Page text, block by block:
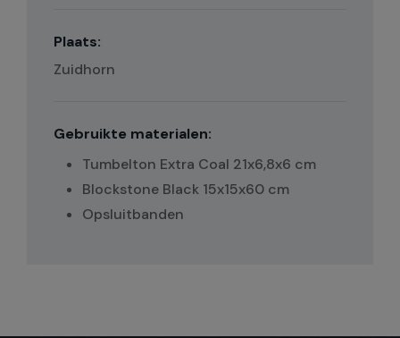
Plaats:
Zuidhorn
Gebruikte materialen:
Tumbelton Extra Coal 21x6,8x6 cm
Blockstone Black 15x15x60 cm
Opsluitbanden